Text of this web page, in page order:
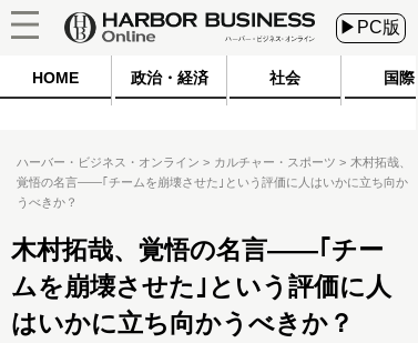
▶PC版
HOME 政治・経済 社会 国際
ハーバー・ビジネス・オンライン カルチャー・スポーツ
木村拓哉、
覚悟の名言――｢チームを崩壊させた｣という評価に人はいかに立ち向か
うべきか？
木村拓哉、覚悟の名言――｢チー
ムを崩壊させた｣という評価に人
はいかに立ち向かうべきか？